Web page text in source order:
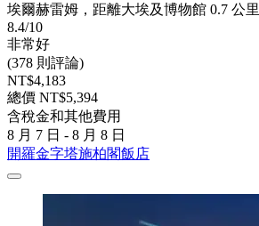
埃爾赫雷姆，距離大埃及博物館 0.7 公里
8.4/10
非常好
(378 則評論)
NT$4,183
總價 NT$5,394
含稅金和其他費用
8 月 7 日 - 8 月 8 日
開羅金字塔施柏閣飯店